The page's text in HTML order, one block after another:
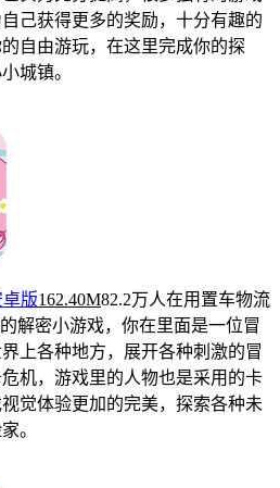
己获得更多的奖励，十分有趣的
自由游玩，在这里完成你的探
城镇。
卓版162.40M82.2万人在用 置车物流
解密小游戏，你在里面是一位冒
上各种地方，展开各种刺激的冒
机，游戏里的人物也是采用的卡
觉体验更加的完美，探索各种未
。